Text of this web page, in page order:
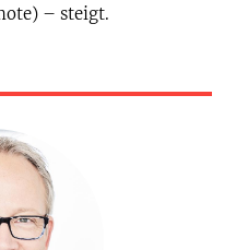
– steigt.